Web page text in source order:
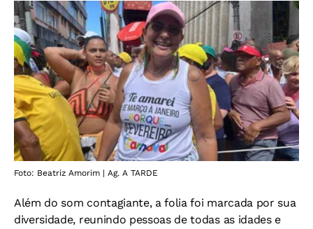
Foto: Beatriz Amorim | Ag. A TARDE
Além do som contagiante, a folia foi marcada por sua
diversidade, reunindo pessoas de todas as idades e